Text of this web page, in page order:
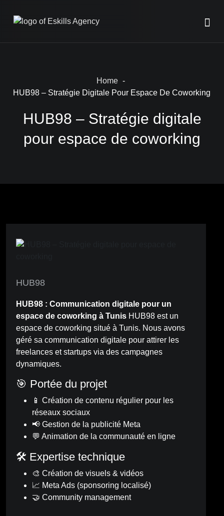
Home
HUB98 – Stratégie Digitale Pour Espace De Coworking
HUB98 – Stratégie digitale
pour espace de coworking
HUB98
HUB98 : Communication digitale pour un
espace de coworking à Tunis HUB98 est un
espace de coworking situé à Tunis. Nous avons
géré sa communication digitale pour attirer les
freelances et startups via des campagnes
dynamiques.
🎯 Portée du projet
📱 Création de contenu régulier pour les
réseaux sociaux
📢 Gestion de la publicité Meta
💬 Animation de la communauté en ligne
🛠️ Expertise technique
🎨 Création de visuels & vidéos
📈 Meta Ads (sponsoring localisé)
🤝 Community management